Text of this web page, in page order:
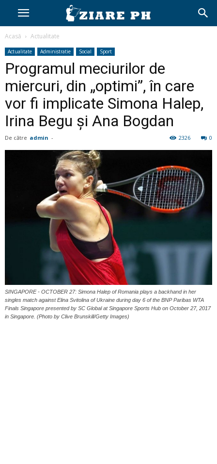
Acasă Actualitate
Actualitate Administratie Social Sport
Programul meciurilor de
miercuri, din „optimi”, în care
vor fi implicate Simona Halep,
Irina Begu și Ana Bogdan
De către admin - 0
2326
SINGAPORE - OCTOBER 27: Simona Halep of Romania plays a backhand in her
singles match against Elina Svitolina of Ukraine during day 6 of the BNP Paribas WTA
Finals Singapore presented by SC Global at Singapore Sports Hub on October 27, 2017
in Singapore. (Photo by Clive Brunskill/Getty Images)